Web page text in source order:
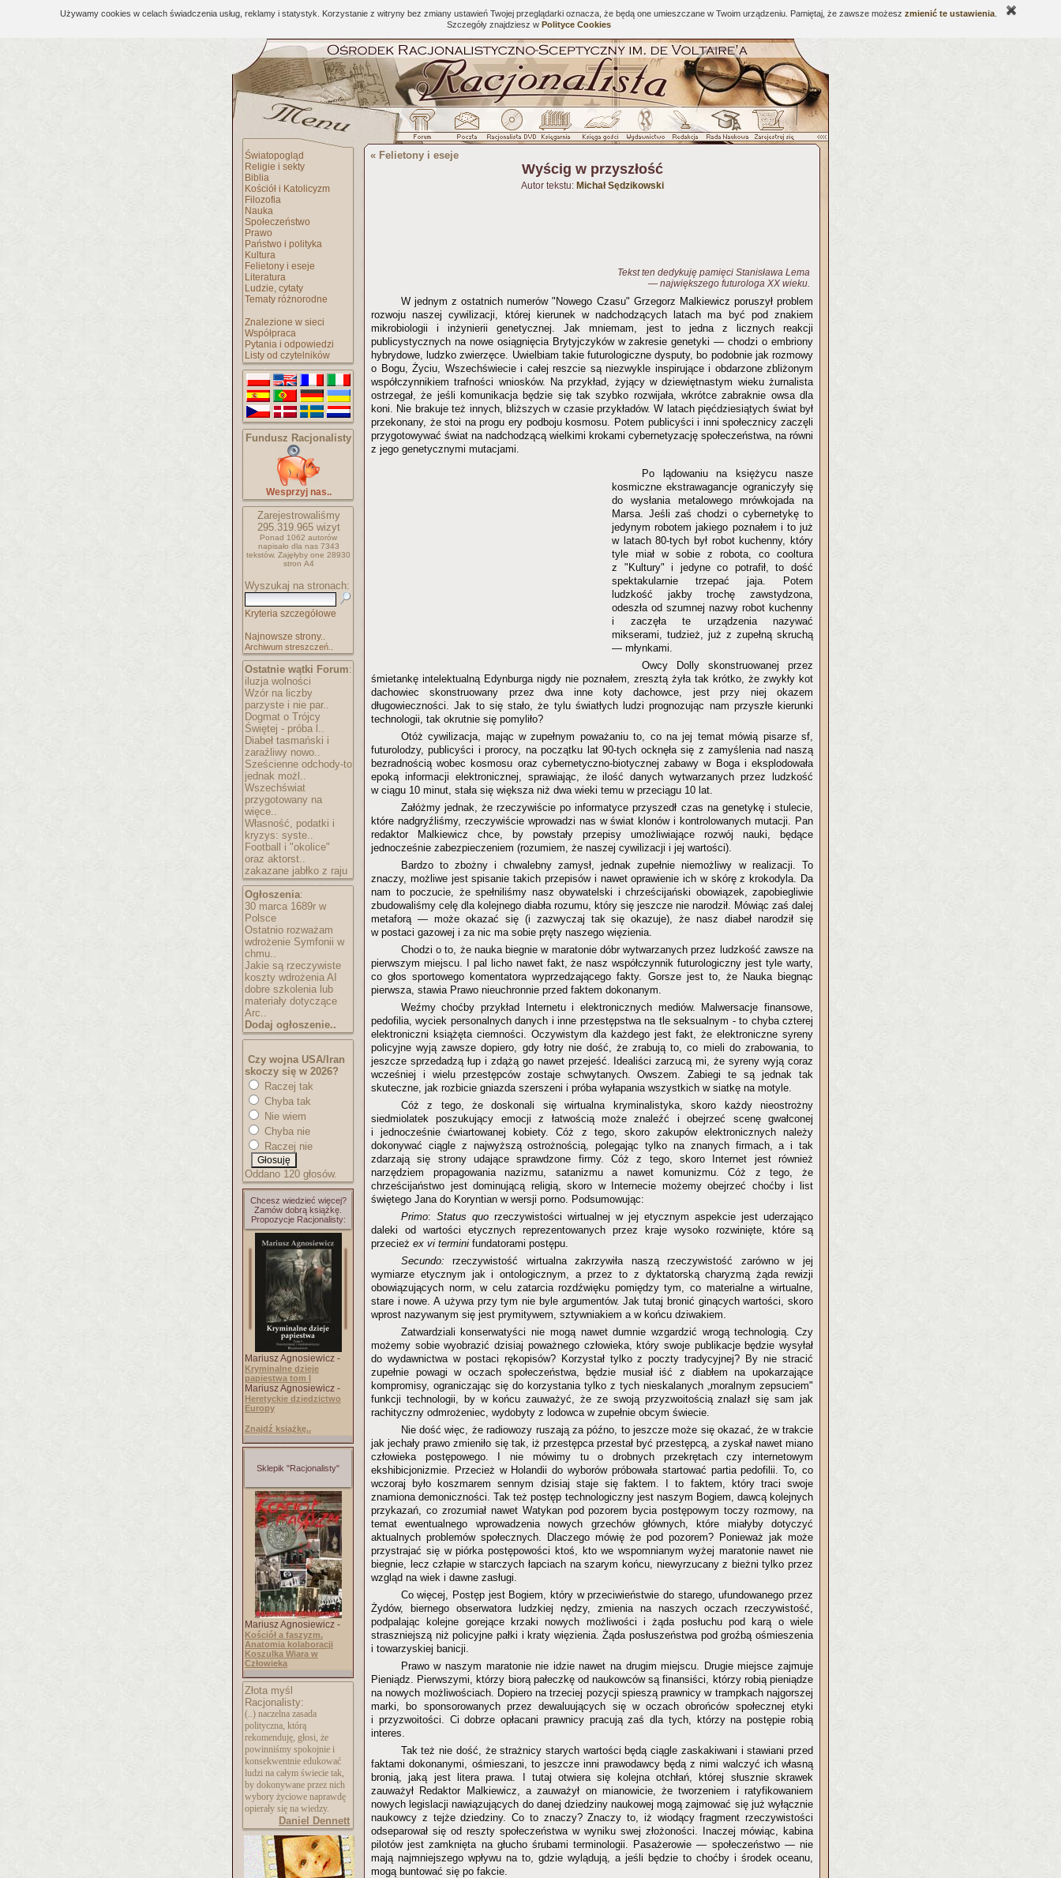
Używamy cookies w celach świadczenia usług, reklamy i statystyk. Korzystanie z witryny bez zmiany ustawień Twojej przeglądarki oznacza, że będą one umieszczane w Twoim urządzeniu. Pamiętaj, że zawsze możesz zmienić te ustawienia
Szczegóły znajdziesz w Polityce Cookies
Światopogląd
Religie i sekty
Biblia
Kościół i Katolicyzm
Filozofia
Nauka
Społeczeństwo
Prawo
Państwo i polityka
Kultura
Felietony i eseje
Literatura
Ludzie, cytaty
Tematy różnorodne
Znalezione w sieci
Współpraca
Pytania i odpowiedzi
Listy od czytelników
Fundusz Racjonalisty
Wesprzyj nas..
Zarejestrowaliśmy
295.319.965wizyt
Ponad 1062 autorów
napisało dla nas 7343
tekstów. Zajęłyby one 28930
stron A4
Wyszukaj na stronach:
Kryteria szczegółowe
Najnowsze strony..
Archiwum streszczeń..
Ostatnie wątki Forum:
iluzja wolności
Wzór na liczby
parzyste i nie par..
Dogmat o Trójcy
Świętej - próba l..
Diabeł tasmański i
zaraźliwy nowo..
Sześcienne odchody-to
jednak możl..
Wszechświat
przygotowany na
więce..
Własność, podatki i
kryzys: syste..
Football i "okolice"
oraz aktorst..
zakazane jabłko z raju
Ogłoszenia:
30 marca 1689r w
Polsce
Ostatnio rozważam
wdrożenie Symfonii w
chmu..
Jakie są rzeczywiste
koszty wdrożenia AI
dobre szkolenia lub
materiały dotyczące
Arc..
Dodaj ogłoszenie..
Czy wojna USA/Iran
skoczy się w 2026?
Raczej tak
Chyba tak
Nie wiem
Chyba nie
Raczej nie
Oddano 120 głosów.
Chcesz wiedzieć więcej?
Zamów dobrą książkę.
Propozycje Racjonalisty:
Mariusz Agnosiewicz -
Kryminalne dzieje
papiestwa tom I
Mariusz Agnosiewicz -
Heretyckie dziedzictwo
Europy
Znajdź książkę..
Sklepik "Racjonalisty"
Mariusz Agnosiewicz -
Kościół a faszyzm.
Anatomia kolaboracji
Koszulka Wiara w
Człowieka
Złota myśl
Racjonalisty:
(..) naczelna zasada
polityczna, którą
rekomenduję, głosi, że
powinniśmy spokojnie i
konsekwentnie edukować
ludzi na całym świecie tak,
by dokonywane przez nich
wybory życiowe naprawdę
opierały się na wiedzy.
Daniel Dennett
« Felietony i eseje
Wyścig w przyszłość
Autor tekstu: Michał Sędzikowski
Tekst ten dedykuję pamięci Stanisława Lema
— największego futurologa XX wieku.
W jednym z ostatnich numerów "Nowego Czasu" Grzegorz Malkiewicz poruszył problem
rozwoju naszej cywilizacji, której kierunek w nadchodzących latach ma być pod znakiem
mikrobiologii i inżynierii genetycznej. Jak mniemam, jest to jedna z licznych reakcji
publicystycznych na nowe osiągnięcia Brytyjczyków w zakresie genetyki — chodzi o embriony
hybrydowe, ludzko zwierzęce. Uwielbiam takie futurologiczne dysputy, bo podobnie jak rozmowy
o Bogu, Życiu, Wszechświecie i całej reszcie są niezwykle inspirujące i obdarzone zbliżonym
współczynnikiem trafności wniosków. Na przykład, żyjący w dziewiętnastym wieku żurnalista
ostrzegał, że jeśli komunikacja będzie się tak szybko rozwijała, wkrótce zabraknie owsa dla
koni. Nie brakuje też innych, bliższych w czasie przykładów. W latach pięćdziesiątych świat był
przekonany, że stoi na progu ery podboju kosmosu. Potem publicyści i inni społecznicy zaczęli
przygotowywać świat na nadchodzącą wielkimi krokami cybernetyzację społeczeństwa, na równi
z jego genetycznymi mutacjami.
Po lądowaniu na księżycu nasze
kosmiczne ekstrawagancje ograniczyły się
do wysłania metalowego mrówkojada na
Marsa. Jeśli zaś chodzi o cybernetykę to
jedynym robotem jakiego poznałem i to już
w latach 80-tych był robot kuchenny, który
tyle miał w sobie z robota, co cooltura
z "Kultury" i jedyne co potrafił, to dość
spektakularnie trzepać jaja. Potem
ludzkość jakby trochę zawstydzona,
odeszła od szumnej nazwy robot kuchenny
i zaczęła te urządzenia nazywać
mikserami, tudzież, już z zupełną skruchą
— młynkami.
Owcy Dolly skonstruowanej przez
śmietankę intelektualną Edynburga nigdy nie poznałem, zresztą żyła tak krótko, że zwykły kot
dachowiec skonstruowany przez dwa inne koty dachowce, jest przy niej okazem
długowieczności. Jak to się stało, że tylu światłych ludzi prognozując nam przyszłe kierunki
technologii, tak okrutnie się pomyliło?
Otóż cywilizacja, mając w zupełnym poważaniu to, co na jej temat mówią pisarze sf,
futurolodzy, publicyści i prorocy, na początku lat 90-tych ocknęła się z zamyślenia nad naszą
bezradnością wobec kosmosu oraz cybernetyczno-biotycznej zabawy w Boga i eksplodowała
epoką informacji elektronicznej, sprawiając, że ilość danych wytwarzanych przez ludzkość
w ciągu 10 minut, stała się większa niż dwa wieki temu w przeciągu 10 lat.
Załóżmy jednak, że rzeczywiście po informatyce przyszedł czas na genetykę i stulecie,
które nadgryźliśmy, rzeczywiście wprowadzi nas w świat klonów i kontrolowanych mutacji. Pan
redaktor Malkiewicz chce, by powstały przepisy umożliwiające rozwój nauki, będące
jednocześnie zabezpieczeniem (rozumiem, że naszej cywilizacji i jej wartości).
Bardzo to zbożny i chwalebny zamysł, jednak zupełnie niemożliwy w realizacji. To
znaczy, możliwe jest spisanie takich przepisów i nawet oprawienie ich w skórę z krokodyla. Da
nam to poczucie, że spełniliśmy nasz obywatelski i chrześcijański obowiązek, zapobiegliwie
zbudowaliśmy celę dla kolejnego diabła rozumu, który się jeszcze nie narodził. Mówiąc zaś dalej
metaforą — może okazać się (i zazwyczaj tak się okazuje), że nasz diabeł narodził się
w postaci gazowej i za nic ma sobie pręty naszego więzienia.
Chodzi o to, że nauka biegnie w maratonie dóbr wytwarzanych przez ludzkość zawsze na
pierwszym miejscu. I pal licho nawet fakt, że nasz współczynnik futurologiczny jest tyle warty,
co głos sportowego komentatora wyprzedzającego fakty. Gorsze jest to, że Nauka biegnąc
pierwsza, stawia Prawo nieuchronnie przed faktem dokonanym.
Weźmy choćby przykład Internetu i elektronicznych mediów. Malwersacje finansowe,
pedofilia, wyciek personalnych danych i inne przestępstwa na tle seksualnym - to chyba czterej
elektroniczni książęta ciemności. Oczywistym dla każdego jest fakt, że elektroniczne syreny
policyjne wyją zawsze dopiero, gdy łotry nie dość, że zrabują to, co mieli do zrabowania, to
jeszcze sprzedadzą łup i zdążą go nawet przejeść. Idealiści zarzucą mi, że syreny wyją coraz
wcześniej i wielu przestępców zostaje schwytanych. Owszem. Zabiegi te są jednak tak
skuteczne, jak rozbicie gniazda szerszeni i próba wyłapania wszystkich w siatkę na motyle.
Cóż z tego, że doskonali się wirtualna kryminalistyka, skoro każdy nieostrożny
siedmiolatek poszukujący emocji z łatwością może znaleźć i obejrzeć scenę gwałconej
i jednocześnie ćwiartowanej kobiety. Cóż z tego, skoro zakupów elektronicznych należy
dokonywać ciągle z najwyższą ostrożnością, polegając tylko na znanych firmach, a i tak
zdarzają się strony udające sprawdzone firmy. Cóż z tego, skoro Internet jest również
narzędziem propagowania nazizmu, satanizmu a nawet komunizmu. Cóż z tego, że
chrześcijaństwo jest dominującą religią, skoro w Internecie możemy obejrzeć choćby i list
świętego Jana do Koryntian w wersji porno. Podsumowując:
Primo: Status quorzeczywistości wirtualnej w jej etycznym aspekcie jest uderzająco
daleki od wartości etycznych reprezentowanych przez kraje wysoko rozwinięte, które są
przecież ex vi termini fundatorami postępu.
Secundo:rzeczywistość wirtualna zakrzywiła naszą rzeczywistość zarówno w jej
wymiarze etycznym jak i ontologicznym, a przez to z dyktatorską charyzmą żąda rewizji
obowiązujących norm, w celu zatarcia rozdźwięku pomiędzy tym, co materialne a wirtualne,
stare i nowe. A używa przy tym nie byle argumentów. Jak tutaj bronić ginących wartości, skoro
wprost nazywanym się jest prymitywem, sztywniakiem a w końcu dziwakiem.
Zatwardziali konserwatyści nie mogą nawet dumnie wzgardzić wrogą technologią. Czy
możemy sobie wyobrazić dzisiaj poważnego człowieka, który swoje publikacje będzie wysyłał
do wydawnictwa w postaci rękopisów? Korzystał tylko z poczty tradycyjnej? By nie stracić
zupełnie powagi w oczach społeczeństwa, będzie musiał iść z diabłem na upokarzające
kompromisy, ograniczając się do korzystania tylko z tych nieskalanych „moralnym zepsuciem"
funkcji technologii, by w końcu zauważyć, że ze swoją przyzwoitością znalazł się sam jak
rachityczny odmrożeniec, wydobyty z lodowca w zupełnie obcym świecie.
Nie dość więc, że radiowozy ruszają za późno, to jeszcze może się okazać, że w trakcie
jak jechały prawo zmieniło się tak, iż przestępca przestał być przestępcą, a zyskał nawet miano
człowieka postępowego. I nie mówimy tu o drobnych przekrętach czy internetowym
ekshibicjonizmie. Przecież w Holandii do wyborów próbowała startować partia pedofilii. To, co
wczoraj było koszmarem sennym dzisiaj staje się faktem. I to faktem, który traci swoje
znamiona demoniczności. Tak też postęp technologiczny jest naszym Bogiem, dawcą kolejnych
przykazań, co zrozumiał nawet Watykan pod pozorem bycia postępowym toczy rozmowy, na
temat ewentualnego wprowadzenia nowych grzechów głównych, które miałyby dotyczyć
aktualnych problemów społecznych. Dlaczego mówię że pod pozorem? Ponieważ jak może
przystrajać się w piórka postępowości ktoś, kto we wspomnianym wyżej maratonie nawet nie
biegnie, lecz człapie w starczych łapciach na szarym końcu, niewyrzucany z bieżni tylko przez
wzgląd na wiek i dawne zasługi.
Co więcej, Postęp jest Bogiem, który w przeciwieństwie do starego, ufundowanego przez
Żydów, biernego obserwatora ludzkiej nędzy, zmienia na naszych oczach rzeczywistość,
podpalając kolejne gorejące krzaki nowych możliwości i żąda posłuchu pod karą o wiele
straszniejszą niż policyjne pałki i kraty więzienia. Żąda posłuszeństwa pod groźbą ośmieszenia
i towarzyskiej banicji.
Prawo w naszym maratonie nie idzie nawet na drugim miejscu. Drugie miejsce zajmuje
Pieniądz. Pierwszymi, którzy biorą pałeczkę od naukowców są finansiści, którzy robią pieniądze
na nowych możliwościach. Dopiero na trzeciej pozycji spieszą prawnicy w trampkach najgorszej
marki, bo sponsorowanych przez dewaluujących się w oczach obrońców społecznej etyki
i przyzwoitości. Ci dobrze opłacani prawnicy pracują zaś dla tych, którzy na postępie robią
interes.
Tak też nie dość, że strażnicy starych wartości będą ciągle zaskakiwani i stawiani przed
faktami dokonanymi, ośmieszani, to jeszcze inni prawodawcy będą z nimi walczyć ich własną
bronią, jaką jest litera prawa. I tutaj otwiera się kolejna otchłań, której słusznie skrawek
zauważył Redaktor Malkiewicz, a zauważył on mianowicie, że tworzeniem i ratyfikowaniem
nowych legislacji nawiązujących do danej dziedziny naukowej mogą zajmować się już wyłącznie
naukowcy z tejże dziedziny. Co to znaczy? Znaczy to, iż wiodący fragment rzeczywistości
odseparował się od reszty społeczeństwa w wyniku swej złożoności. Inaczej mówiąc, kabina
pilotów jest zamknięta na głucho śrubami terminologii. Pasażerowie — społeczeństwo — nie
mają najmniejszego wpływu na to, gdzie wylądują, a jeśli będzie to choćby i środek oceanu,
mogą buntować się po fakcie.